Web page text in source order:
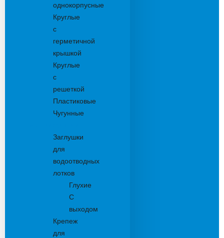
однокорпусные
Круглые
с
герметичной
крышкой
Круглые
с
решеткой
Пластиковые
Чугунные
Заглушки
для
водоотводных
лотков
Глухие
С
выходом
Крепеж
для